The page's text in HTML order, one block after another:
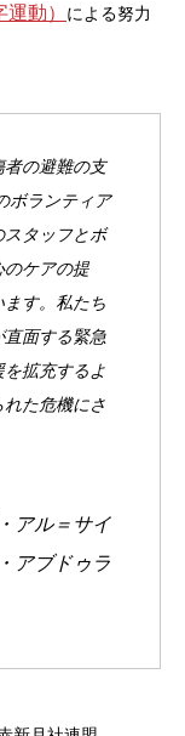
動） による努力
者の避難の支
ボランティア
スタッフとボ
のケアの提
す。私たち
直面する緊急
拡充するよ
れた危機にさ
アル＝サイ
アブドゥラ